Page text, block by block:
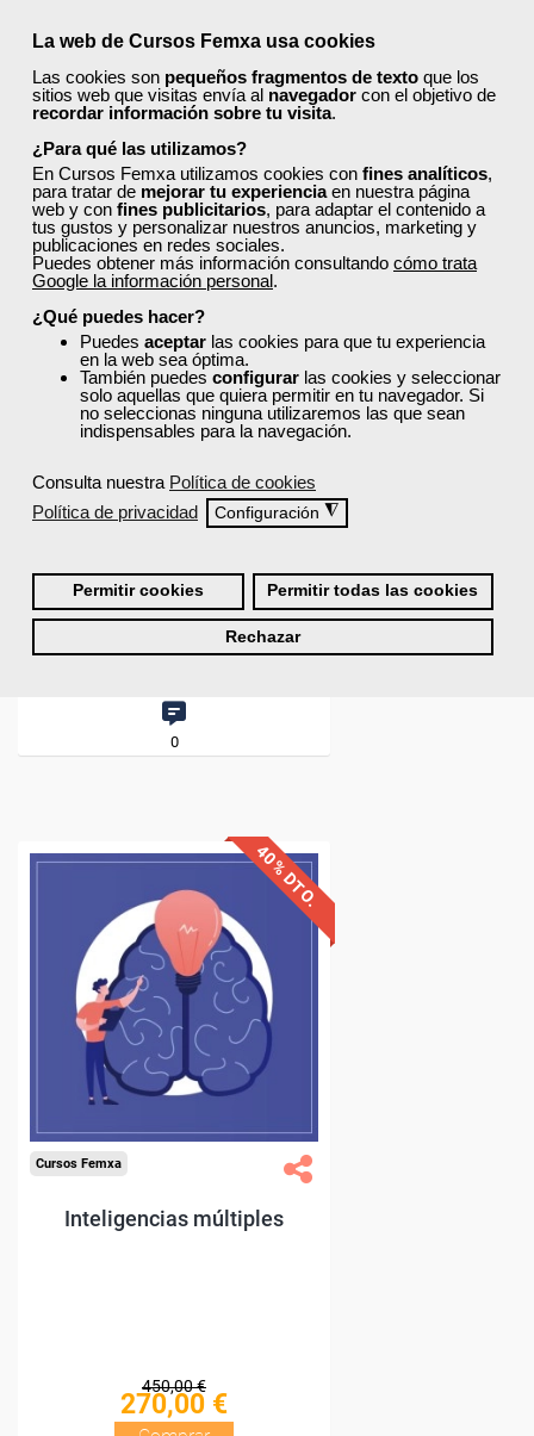
La web de Cursos Femxa usa cookies
Las cookies son pequeños fragmentos de texto que los
sitios web que visitas envía al navegador con el objetivo de
recordar información sobre tu visita.
¿Para qué las utilizamos?
En Cursos Femxa utilizamos cookies con fines analíticos,
para tratar de mejorar tu experienciaen nuestra página
web y con fines publicitarios, para adaptar el contenido a
tus gustos y personalizar nuestros anuncios, marketing y
publicaciones en redes sociales.
Puedes obtener más información consultando cómo trata
Google la información personal.
¿Qué puedes hacer?
Puedes aceptar las cookies para que tu experiencia
en la web sea óptima.
También puedes configurar las cookies y seleccionar
solo aquellas que quiera permitir en tu navegador. Si
no seleccionas ninguna utilizaremos las que sean
indispensables para la navegación.
Consulta nuestra Política de cookies
Política de privacidad
Configuración ◮
Permitir cookies Permitir todas las cookies
Rechazar